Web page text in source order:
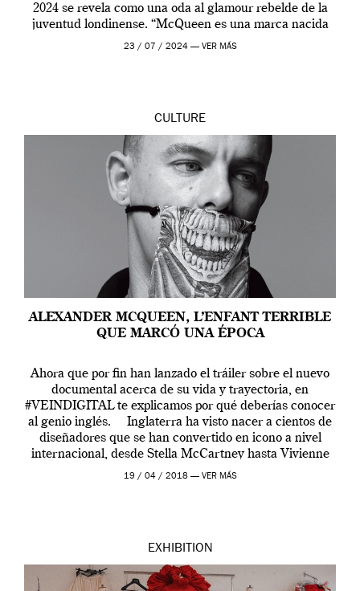
2024 se revela como una oda al glamour rebelde de la
juventud londinense. “McQueen es una marca nacida
en Londres y siempre ha […]
23 / 07 / 2024 — VER MÁS
CULTURE
ALEXANDER MCQUEEN, L’ENFANT TERRIBLE
QUE MARCÓ UNA ÉPOCA
Ahora que por fin han lanzado el tráiler sobre el nuevo
documental acerca de su vida y trayectoria, en
#VEINDIGITAL te explicamos por qué deberías conocer
al genio inglés. Inglaterra ha visto nacer a cientos de
diseñadores que se han convertido en icono a nivel
internacional, desde Stella McCartney hasta Vivienne
Westwood pasando […]
19 / 04 / 2018 — VER MÁS
EXHIBITION